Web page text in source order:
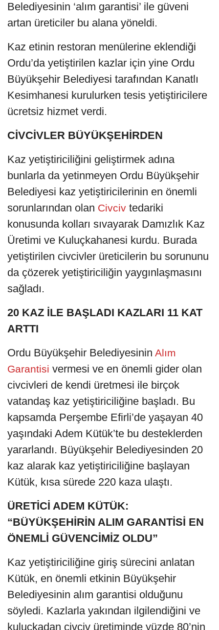
Belediyesinin ‘alım garantisi’ ile güveni
artan üreticiler bu alana yöneldi.
Kaz etinin restoran menülerine eklendiği
Ordu’da yetiştirilen kazlar için yine Ordu
Büyükşehir Belediyesi tarafından Kanatlı
Kesimhanesi kurulurken tesis yetiştiricilere
ücretsiz hizmet verdi.
CİVCİVLER BÜYÜKŞEHİRDEN
Kaz yetiştiriciliğini geliştirmek adına
bunlarla da yetinmeyen Ordu Büyükşehir
Belediyesi kaz yetiştiricilerinin en önemli
sorunlarından olan Civciv tedariki
konusunda kolları sıvayarak Damızlık Kaz
Üretimi ve Kuluçkahanesi kurdu. Burada
yetiştirilen civcivler üreticilerin bu sorununu
da çözerek yetiştiriciliğin yaygınlaşmasını
sağladı.
20 KAZ İLE BAŞLADI KAZLARI 11 KAT
ARTTI
Ordu Büyükşehir Belediyesinin Alım
Garantisi vermesi ve en önemli gider olan
civcivleri de kendi üretmesi ile birçok
vatandaş kaz yetiştiriciliğine başladı. Bu
kapsamda Perşembe Efirli’de yaşayan 40
yaşındaki Adem Kütük’te bu desteklerden
yararlandı. Büyükşehir Belediyesinden 20
kaz alarak kaz yetiştiriciliğine başlayan
Kütük, kısa sürede 220 kaza ulaştı.
ÜRETİCİ ADEM KÜTÜK:
“BÜYÜKŞEHİRİN ALIM GARANTİSİ EN
ÖNEMLİ GÜVENCİMİZ OLDU”
Kaz yetiştiriciliğine giriş sürecini anlatan
Kütük, en önemli etkinin Büyükşehir
Belediyesinin alım garantisi olduğunu
söyledi. Kazlarla yakından ilgilendiğini ve
kuluçkadan civciv üretiminde yüzde 80’nin